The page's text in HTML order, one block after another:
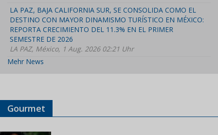
LA PAZ, BAJA CALIFORNIA SUR, SE CONSOLIDA COMO EL
DESTINO CON MAYOR DINAMISMO TURÍSTICO EN MÉXICO:
REPORTA CRECIMIENTO DEL 11.3% EN EL PRIMER
SEMESTRE DE 2026
LA PAZ, México, 1 Aug. 2026 02:21 Uhr
Mehr News
Gourmet